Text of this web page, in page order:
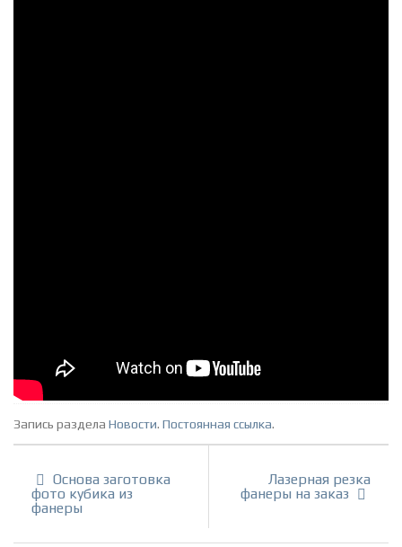
Запись раздела Новости. Постоянная ссылка.
Основа заготовка
фото кубика из
фанеры
Лазерная резка
фанеры на заказ